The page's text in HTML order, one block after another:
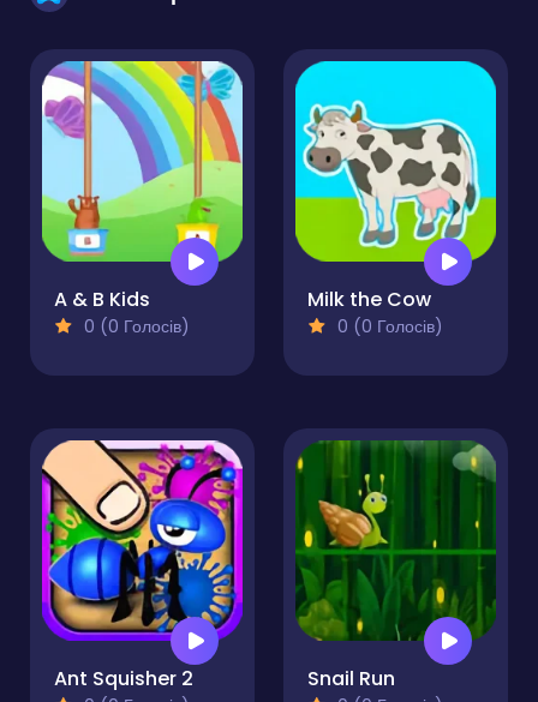
A & B Kids
0 (0 Голосів)
Milk the Cow
0 (0 Голосів)
Ant Squisher 2 Snail Run